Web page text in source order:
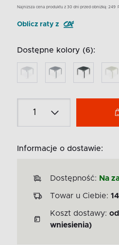
Najnizsza cena produktu z 30 dni przed obniżką: 249
Oblicz raty z
Dostępne kolory (6):
Informacje o dostawie:
Dostępność: Na
Towar u Ciebie:
Koszt dostawy: od
wniesienia)